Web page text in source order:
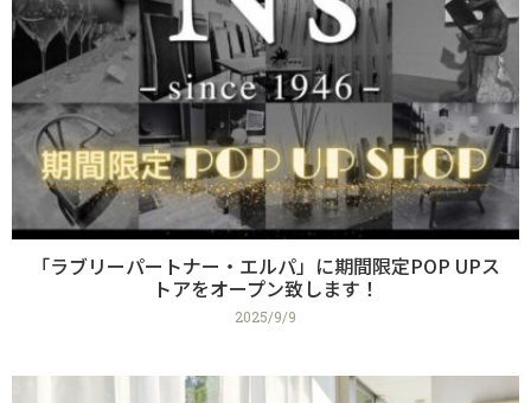
「ラブリーパートナー・エルパ」に期間限定POP UPス
トアをオープン致します！
2025/9/9